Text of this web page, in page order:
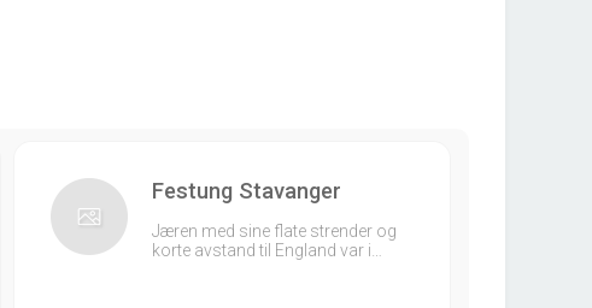
Festung Stavanger
Jæren med sine flate strender og
korte avstand til England var i…